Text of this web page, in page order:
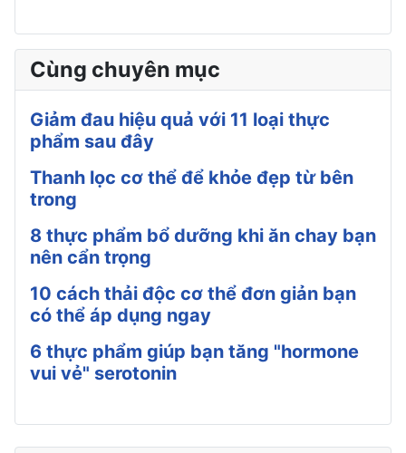
Cùng chuyên mục
Giảm đau hiệu quả với 11 loại thực
phẩm sau đây
Thanh lọc cơ thể để khỏe đẹp từ bên
trong
8 thực phẩm bổ dưỡng khi ăn chay bạn
nên cẩn trọng
10 cách thải độc cơ thể đơn giản bạn
có thể áp dụng ngay
6 thực phẩm giúp bạn tăng "hormone
vui vẻ" serotonin